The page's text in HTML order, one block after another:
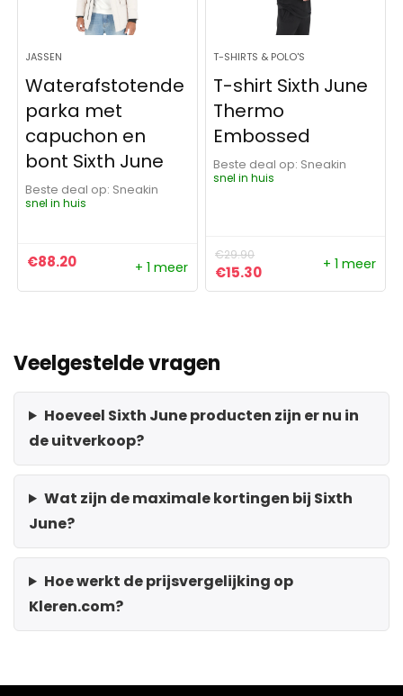
JASSEN
Waterafstotende
parka met
capuchon en
bont Sixth June
Beste deal op:
Sneakin
snel in huis
€88.20 + 1 meer
T-SHIRTS & POLO'S
T-shirt Sixth June
Thermo
Embossed
Beste deal op:
Sneakin
snel in huis
€29.90
Oorspronkelijke prijs was:
€15.30Huidige prijs is:
+ 1 meer
Veelgestelde vragen
Hoeveel Sixth June producten zijn er nu in
de uitverkoop?
Wat zijn de maximale kortingen bij Sixth
June?
Hoe werkt de prijsvergelijking op
Kleren.com?